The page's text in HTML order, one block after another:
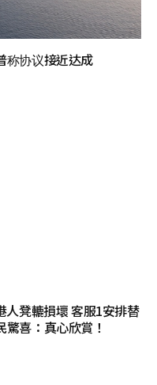
称协议接近达成
人凳轆損壞 客服1安排替
喜：真心欣賞！